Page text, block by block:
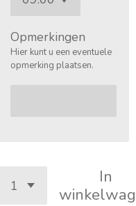
Opmerkingen
Hier kunt u een eventuele
opmerking plaatsen.
In